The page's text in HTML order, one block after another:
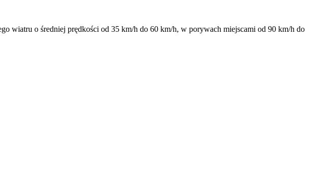
wiatru o średniej prędkości od 35 km/h do 60 km/h, w porywach miejscami od 90 km/h do